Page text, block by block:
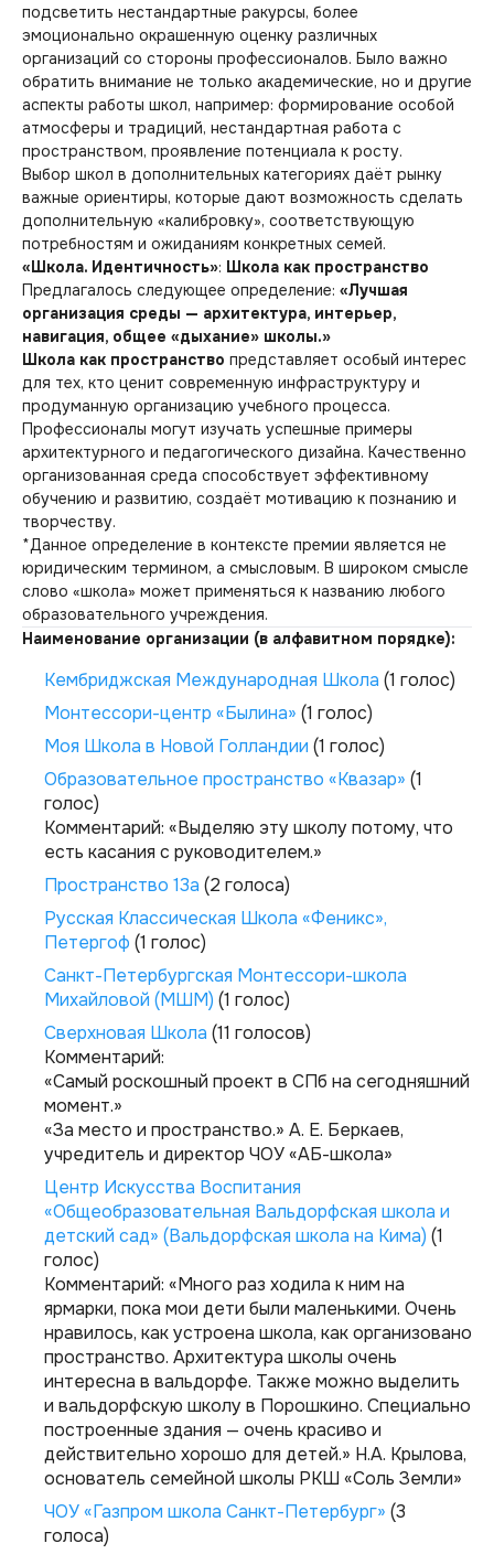
подсветить нестандартные ракурсы, более
эмоционально окрашенную оценку различных
организаций со стороны профессионалов. Было важно
обратить внимание не только академические, но и другие
аспекты работы школ, например: формирование особой
атмосферы и традиций, нестандартная работа с
пространством, проявление потенциала к росту.
Выбор школ в дополнительных категориях даёт рынку
важные ориентиры, которые дают возможность сделать
дополнительную «калибровку», соответствующую
потребностям и ожиданиям конкретных семей.
«Школа. Идентичность»: Школа как пространство
Предлагалось следующее определение: «Лучшая
организация среды — архитектура, интерьер,
навигация, общее «дыхание» школы.»
Школа как пространство представляет особый интерес
для тех, кто ценит современную инфраструктуру и
продуманную организацию учебного процесса.
Профессионалы могут изучать успешные примеры
архитектурного и педагогического дизайна. Качественно
организованная среда способствует эффективному
обучению и развитию, создаёт мотивацию к познанию и
творчеству.
*Данное определение в контексте премии является не
юридическим термином, а смысловым. В широком смысле
слово «школа» может применяться к названию любого
образовательного учреждения.
Наименование организации (в алфавитном порядке):
Кембриджская Международная Школа (1 голос)
Монтессори-центр «Былина» (1 голос)
Моя Школа в Новой Голландии (1 голос)
Образовательное пространство «Квазар» (1
голос)
Комментарий: «Выделяю эту школу потому, что
есть касания с руководителем.»
Пространство 13а (2 голоса)
Русская Классическая Школа «Феникс»,
Петергоф (1 голос)
Санкт-Петербургская Монтессори-школа
Михайловой (МШМ) (1 голос)
Сверхновая Школа (11 голосов)
Комментарий:
«Самый роскошный проект в СПб на сегодняшний
момент.»
«За место и пространство.» А. Е. Беркаев,
учредитель и директор ЧОУ «АБ-школа»
Центр Искусства Воспитания
«Общеобразовательная Вальдорфская школа и
детский сад» (Вальдорфская школа на Кима) (1
голос)
Комментарий: «Много раз ходила к ним на
ярмарки, пока мои дети были маленькими. Очень
нравилось, как устроена школа, как организовано
пространство. Архитектура школы очень
интересна в вальдорфе. Также можно выделить
и вальдорфскую школу в Порошкино. Специально
построенные здания — очень красиво и
действительно хорошо для детей.» Н.А. Крылова,
основатель семейной школы РКШ «Соль Земли»
ЧОУ «Газпром школа Санкт-Петербург» (3
голоса)